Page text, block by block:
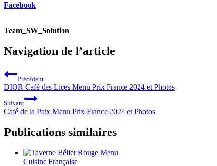
Facebook
Team_SW_Solution
Navigation de l’article
Précédent
DIOR Café des Lices Menu Prix France 2024 et Photos
Suivant
Café de la Paix Menu Prix France 2024 et Photos
Publications similaires
Cuisine Française